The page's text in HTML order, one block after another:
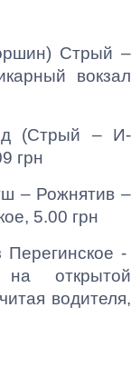
Стрый –
вокзал
(Стрый – И-
грн
– Рожнятив –
5.00 грн
-
открытой
водителя,